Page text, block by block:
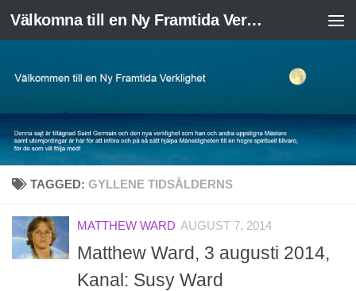
Skip to content Välkomna till en Ny Framtida Verklighet
TAGGED: GYLLENE TIDSÅLDERNS
MATTHEW WARD AUGUST 7, 2014
Matthew Ward, 3 augusti 2014,
Kanal: Susy Ward